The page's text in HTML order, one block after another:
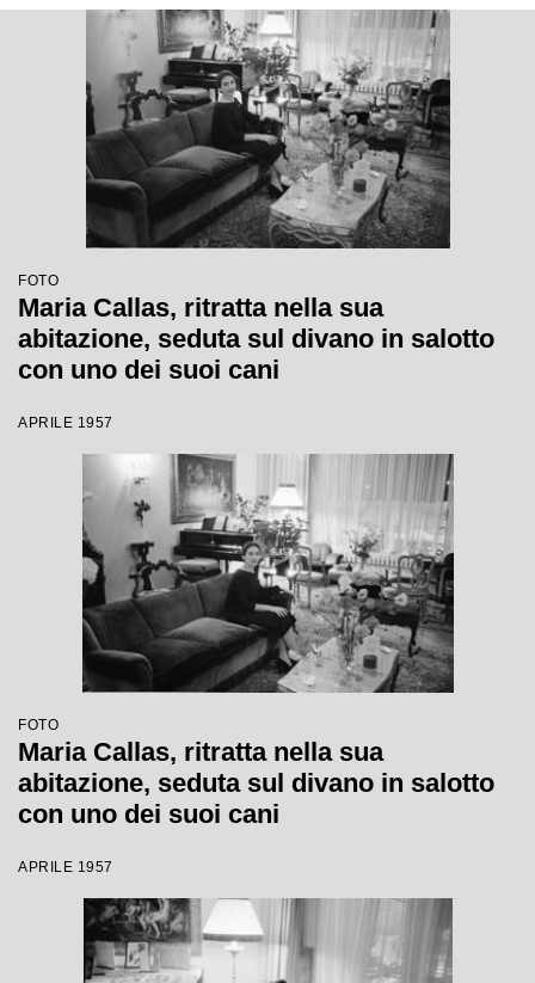
FOTO
Maria Callas, ritratta nella sua
abitazione, seduta sul divano in salotto
con uno dei suoi cani
APRILE 1957
FOTO
Maria Callas, ritratta nella sua
abitazione, seduta sul divano in salotto
con uno dei suoi cani
APRILE 1957